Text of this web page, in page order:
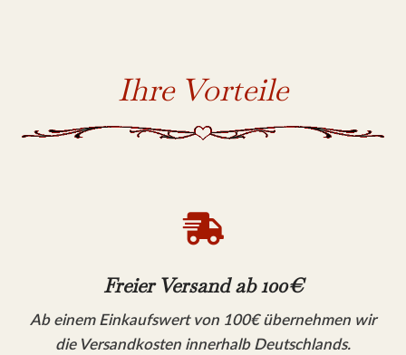
Ihre Vorteile

Freier Versand ab 100€
Ab einem Einkaufswert von 100€ übernehmen wir
die Versandkosten innerhalb Deutschlands.